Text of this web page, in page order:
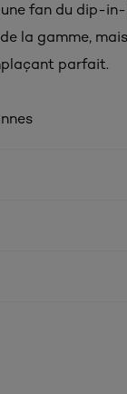
fan du dip-
la gamme,
parfait.